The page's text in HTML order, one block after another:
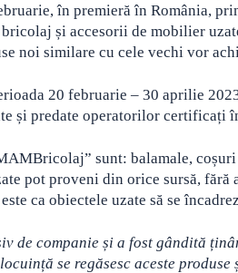
în premieră în România,
și accesorii de mobilier
noi similare cu cele vechi vor
20 februarie – 30 aprilie
și predate operatorilor certificați
sunt: balamale,
pot proveni din orice sursă, fără
ca obiectele uzate să se
de companie și a fost gândită
se regăsesc aceste